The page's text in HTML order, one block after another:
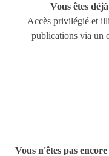
Vous êtes
Accès privilégié et
publications via un
Vous n'êtes pas